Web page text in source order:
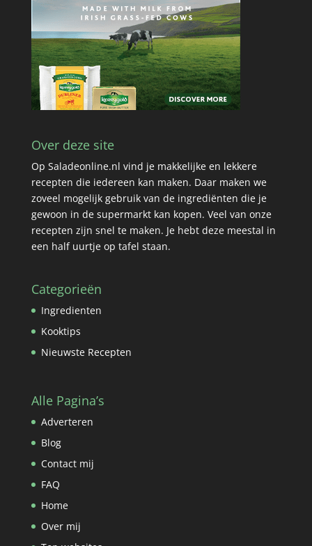
Over deze site
Op Saladeonline.nl vind je makkelijke en lekkere
recepten die iedereen kan maken. Daar maken we
zoveel mogelijk gebruik van de ingrediënten die je
gewoon in de supermarkt kan kopen. Veel van onze
recepten zijn snel te maken. Je hebt deze meestal in
een half uurtje op tafel staan.
Categorieën
Ingredienten
Kooktips
Nieuwste Recepten
Alle Pagina’s
Adverteren
Blog
Contact mij
FAQ
Home
Over mij